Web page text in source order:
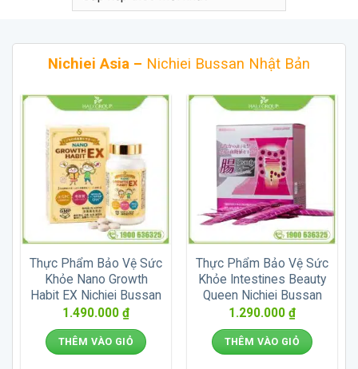
Nichiei Asia – Nichiei Bussan Nhật Bản
Thực Phẩm Bảo Vệ Sức
Khỏe Nano Growth
Habit EX Nichiei Bussan
1.490.000 ₫
THÊM VÀO GIỎ
Thực Phẩm Bảo Vệ Sức
Khỏe Intestines Beauty
Queen Nichiei Bussan
1.290.000 ₫
THÊM VÀO GIỎ